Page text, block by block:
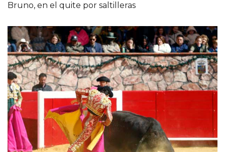
Bruno, en el quite por saltilleras